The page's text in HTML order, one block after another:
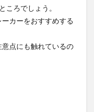
ころでしょう。
カーをおすすめする
点にも触れているの